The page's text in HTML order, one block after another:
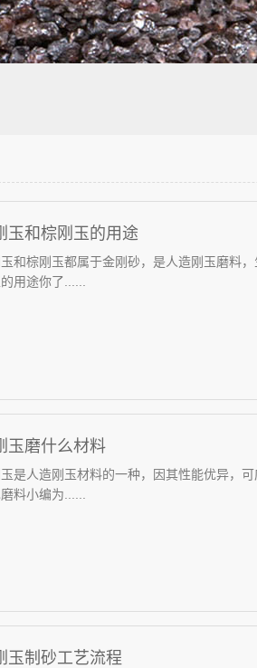
玉和棕刚玉的用途
玉和棕刚玉都属于金刚砂，是人造刚玉磨料
用途你了......
玉磨什么材料
是人造刚玉材料的一种，因其性能优异，
料小编为......
玉制砂工艺流程